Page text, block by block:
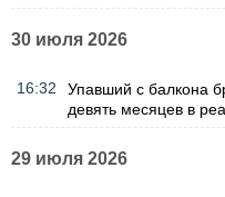
30 июля 2026
16:32
Упавший с балкона
девять месяцев в
29 июля 2026